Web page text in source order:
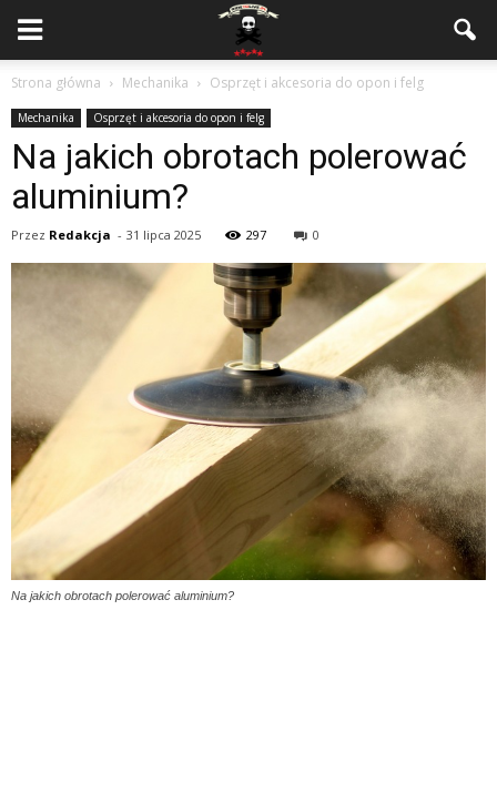
Strona główna Mechanika Osprzęt i akcesoria do opon i felg
Mechanika Osprzęt i akcesoria do opon i felg
Na jakich obrotach polerować
aluminium?
Przez Redakcja - 31 lipca 2025 297 0
Na jakich obrotach polerować aluminium?